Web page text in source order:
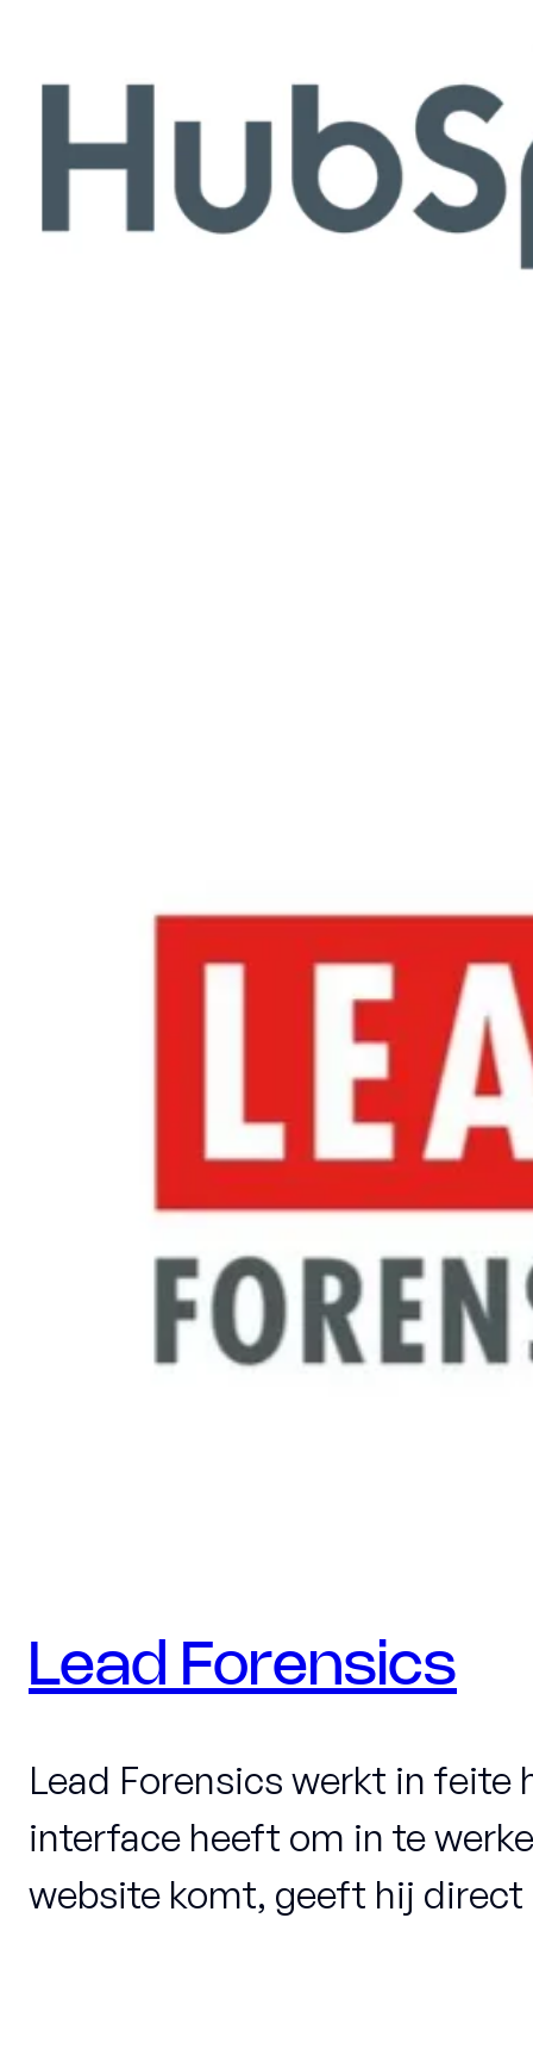
Lead Forensics
Lead Forensics werkt in feite
interface heeft om in te
website komt, geeft hij direct